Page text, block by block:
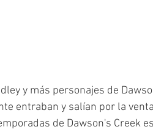
y más personajes de
entraban y salían por la
de Dawson's Creek